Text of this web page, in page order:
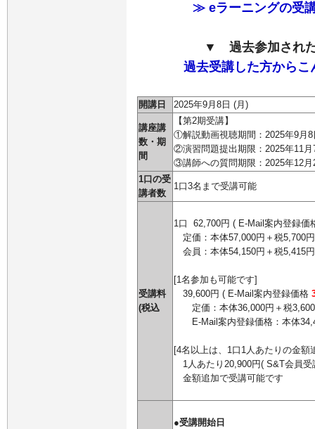
≫ eラーニングの受
▼ 過去参加され
過去受講した方から
開講日 2025年9月8日 (月)
講座講
数・期
間
【第2期受講】
①解説動画視聴期間：2025年9月
②演習問題提出期限：2025年11
③講師への質問期限：2025年12月
1口の受
講者数
1口3名まで受講可能
受講料
(税込
1口
62,700円 ( E-Mail案内登録価
定価：本体57,000円＋税5,700円
会員：本体54,150円＋税5,415円
[1名参加も可能です]
39,600円 ( E-Mail案内登録価格
定価：本体36,000円＋税
E-Mail案内登録価格：本体
[4名以上は、1口1人あたりの金額
1人あたり 20,900円( S&T会員
金額追加で受講可能です
●受講開始日